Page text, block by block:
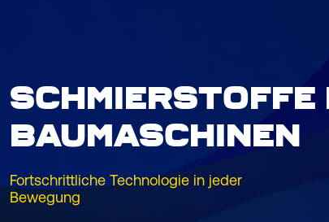
SCHMIERSTOFFE
BAUMASCHINEN
Fortschrittliche Technologie in jeder
Bewegung